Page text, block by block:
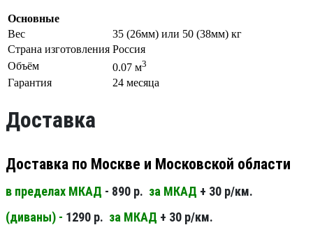
Основные
Вес
35 (26мм) или 50 (38мм) кг
Страна изготовления Россия
Объём
0.07 м3
Гарантия 24 месяца
Доставка
Доставка по Москве и Московской области
в пределах МКАД - 890 р. за МКАД + 30 р/км.
(диваны) - 1290 р. за МКАД + 30 р/км.